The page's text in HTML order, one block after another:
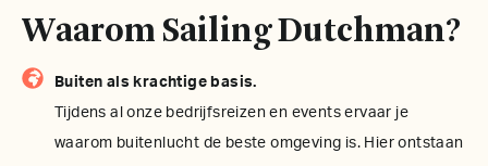
Waarom Sailing Dutchman?
Buiten als krachtige basis.
Tijdens al onze bedrijfsreizen en events ervaar je
waarom buitenlucht de beste omgeving is. Hier ontstaan